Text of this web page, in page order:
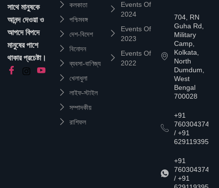
সাথে মানুষকে
আনন্দ দেওয়া ও
আপদে বিপদে
মানুষের পাশে
থাকার প্রচেষ্টা।
কলকাতা
পশ্চিমবঙ্গ
দেশ-বিদেশ
বিনোদন
ব্যবসা-বাণিজ্য
খেলাধুলা
লাইফ-স্টাইল
সম্পাদকীয়
রাশিফল
Events Of
2024
Events Of
2023
Events Of
2022
704, RN
Guha Rd,
Military
Camp,
Kolkata,
North
Dumdum,
West
Bengal
700028
+91
7603043747
/ +91
6291193957
+91
7603043747
/ +91